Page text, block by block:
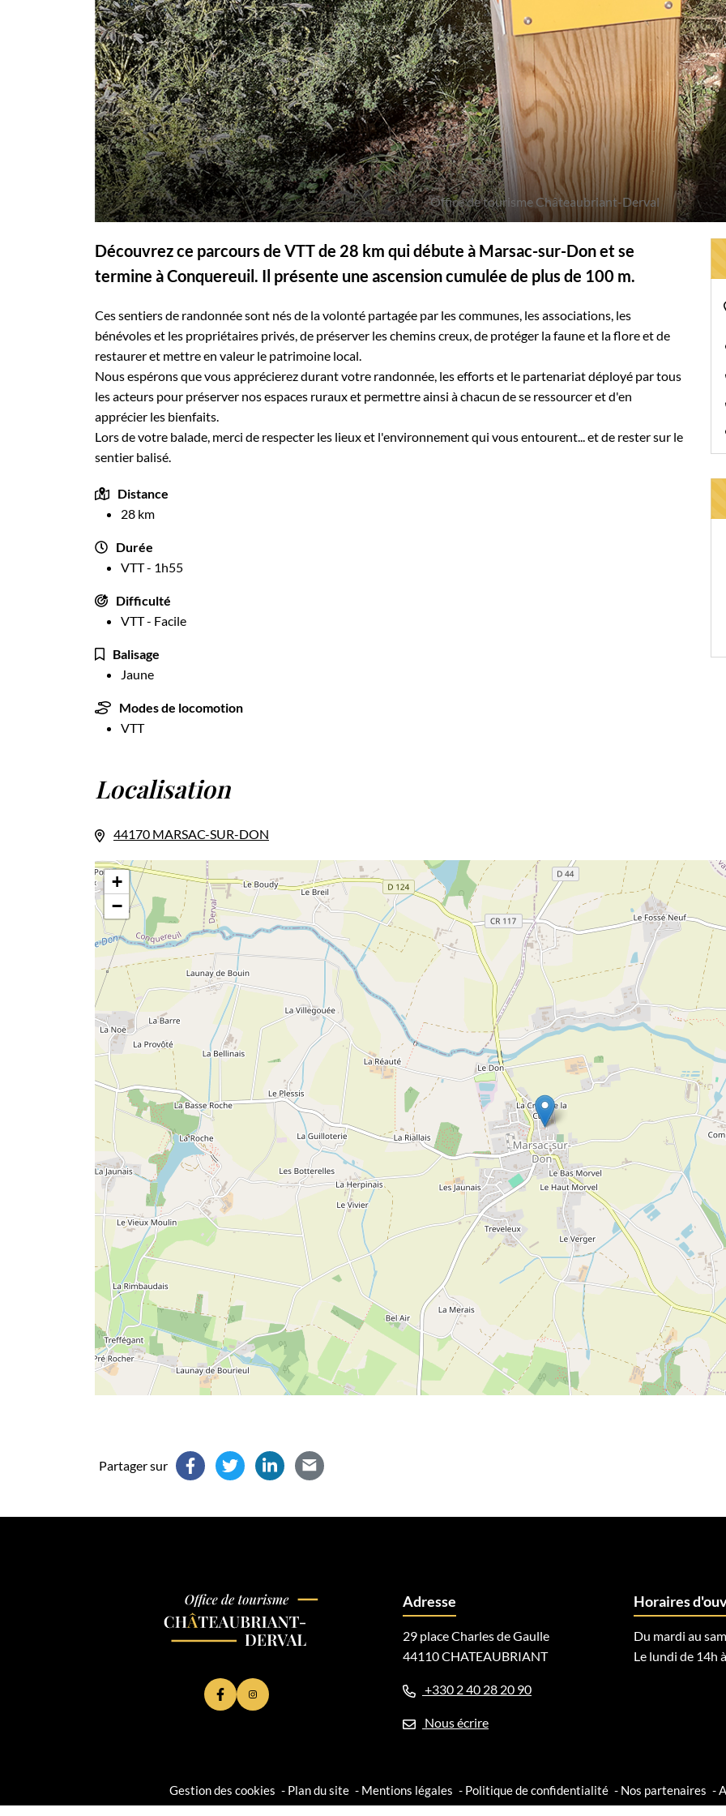
Office de tourisme Châteaubriant-Derval
Découvrez ce parcours de VTT de 28 km qui débute à Marsac-sur-Don et se
termine à Conquereuil. Il présente une ascension cumulée de plus de 100 m.
Ces sentiers de randonnée sont nés de la volonté partagée par les communes, les associations, les
bénévoles et les propriétaires privés, de préserver les chemins creux, de protéger la faune et la flore et de
restaurer et mettre en valeur le patrimoine local.
Nous espérons que vous apprécierez durant votre randonnée, les efforts et le partenariat déployé par tous
les acteurs pour préserver nos espaces ruraux et permettre ainsi à chacun de se ressourcer et d'en
apprécier les bienfaits.
Lors de votre balade, merci de respecter les lieux et l'environnement qui vous entourent... et de rester sur le
sentier balisé.
Distance
28 km
Durée
VTT - 1h55
Difficulté
VTT - Facile
Balisage
Jaune
Modes de locomotion
VTT
Localisation
44170 MARSAC-SUR-DON
+
−
Partager sur
Lien vers le compte Facebook
Lien vers le compte Instagram
Adresse
29 place Charles de Gaulle
44110 CHATEAUBRIANT
+330 2 40 28 20 90
Nous écrire
Horaires
Du mardi au
Le lundi de 14h
Gestion des cookies Plan du site Mentions légales Politique de confidentialité Nos partenaires